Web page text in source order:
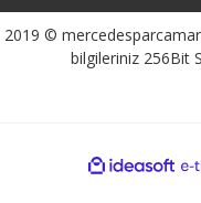
2019 ©
bilgileriniz 256Bit